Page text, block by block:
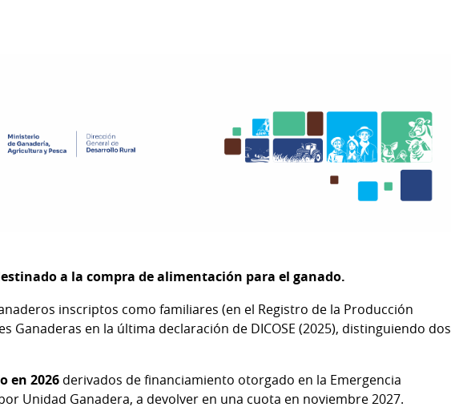
a la compra de alimentación para el ganado.
inscriptos como familiares (en el Registro de la Producción
Ganaderas en la última declaración de DICOSE (2025), distinguiendo dos
en 2026 derivados de financiamiento otorgado en la Emergencia
Unidad Ganadera, a devolver en una cuota en noviembre 2027.